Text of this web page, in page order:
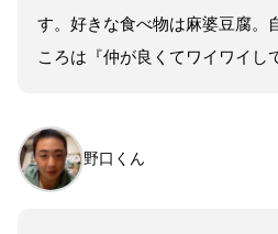
す。好きな食べ物は麻婆豆腐。
ころは『仲が良くてワイワイし
野口くん